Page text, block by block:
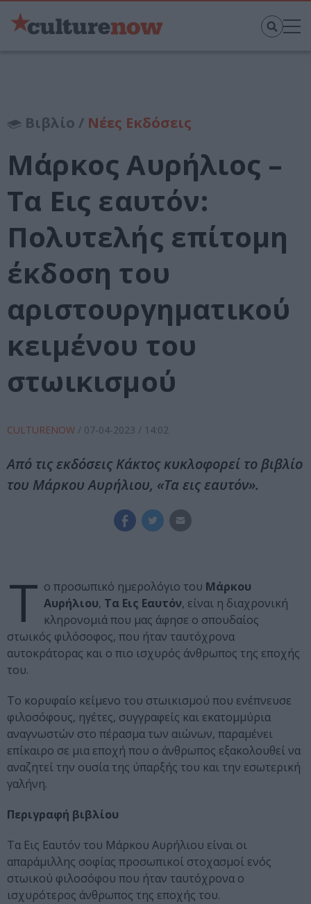
Βιβλίο / Νέες Εκδόσεις
Μάρκος Αυρήλιος –
Τα Εις εαυτόν:
Πολυτελής επίτομη
έκδοση του
αριστουργηματικού
κειμένου του
στωικισμού
CULTURENOW / 07-04-2023 / 14:02
Από τις εκδόσεις Κάκτος κυκλοφορεί το βιβλίο
του Μάρκου Αυρήλιου, «Τα εις εαυτόν».
Τ ο προσωπικό ημερολόγιο του Μάρκου
Αυρήλιου, Τα Εις Εαυτόν, είναι η διαχρονική
κληρονομιά που μας άφησε ο σπουδαίος
στωικός φιλόσοφος, που ήταν ταυτόχρονα
αυτοκράτορας και ο πιο ισχυρός άνθρωπος της εποχής
του.
Το κορυφαίο κείμενο του στωικισμού που ενέπνευσε
φιλοσόφους, ηγέτες, συγγραφείς και εκατομμύρια
αναγνωστών στο πέρασμα των αιώνων, παραμένει
επίκαιρο σε μια εποχή που ο άνθρωπος εξακολουθεί να
αναζητεί την ουσία της ύπαρξής του και την εσωτερική
γαλήνη.
Περιγραφή βιβλίου
Τα Εις Εαυτόν του Μάρκου Αυρήλιου είναι οι
απαράμιλλης σοφίας προσωπικοί στοχασμοί ενός
στωικού φιλοσόφου που ήταν ταυτόχρονα ο
ισχυρότερος άνθρωπος της εποχής του.